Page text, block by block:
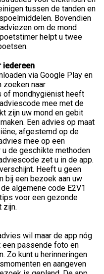
tussen de tanden en
Bovendien
om de mond
helpt u twee
iedereen
via Google Play en
zoeken naar
of mondhygiënist heeft
mee met de
zijn uw mond en gebit
Een advies op maat
afgestemd op de
mee op een
de geschikte methoden
zet u in de app.
Heeft u geen
bij een bezoek aan uw
algemene code E2V1
voor een gezonde
zijn.
wil maar de app nóg
een passende foto en
Zo kunt u herinneringen
en aangeven